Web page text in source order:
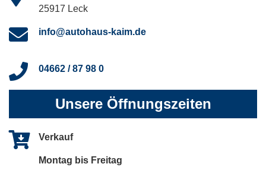
25917 Leck
info@autohaus-kaim.de
04662 / 87 98 0
Unsere Öffnungszeiten
Verkauf
Montag bis Freitag